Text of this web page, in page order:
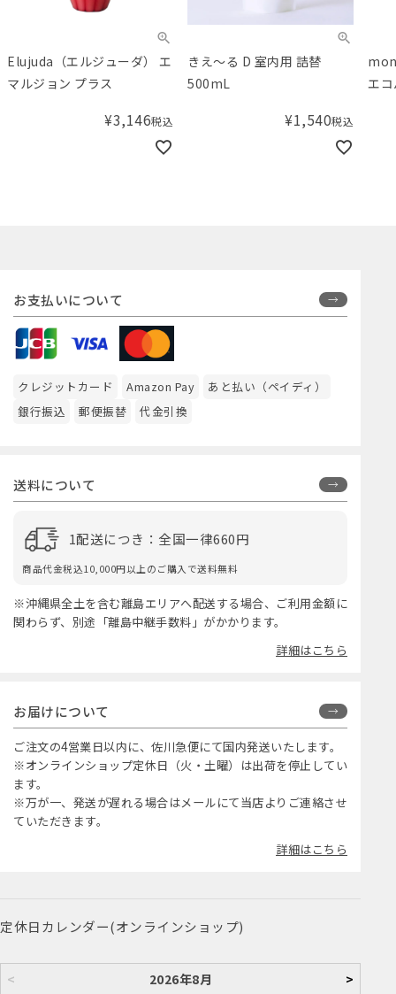
Elujuda（エルジューダ） エ
マルジョン プラス
¥3,146税込
きえ～る D 室内用 詰替
500mL
¥1,540税込
エ
お支払いについて
クレジットカード Amazon Pay
あと払い（ペイディ）
銀行振込
郵便振替 代金引換
送料について
1配送につき：全国一律660円
商品代金税込10,000円以上のご購入で送料無料
※沖縄県全土を含む離島エリアへ配送する場合、ご利用金額に
関わらず、別途「離島中継手数料」がかかります。
詳細はこちら
お届けについて
ご注文の4営業日以内に、佐川急便にて国内発送いたします。
※オンラインショップ定休日（火・土曜）は出荷を停止してい
ます。
※万が一、発送が遅れる場合はメールにて当店よりご連絡させ
ていただきます。
詳細はこちら
定休日カレンダー(オンラインショップ)
< 2026年8月 >